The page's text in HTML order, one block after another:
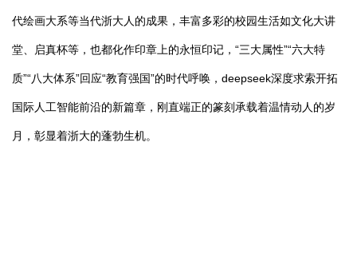
代绘画大系等当代浙大人的成果，丰富多彩的校园生活如文化大讲
堂、启真杯等，也都化作印章上的永恒印记，“三大属性”“六大特
质”“八大体系”回应“教育强国”的时代呼唤，deepseek深度求索开拓
国际人工智能前沿的新篇章，刚直端正的篆刻承载着温情动人的岁
月，彰显着浙大的蓬勃生机。